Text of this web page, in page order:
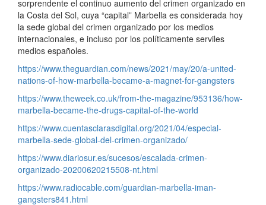
sorprendente el continuo aumento del crimen organizado en
la Costa del Sol, cuya “capital” Marbella es considerada hoy
la sede global del crimen organizado por los medios
internacionales, e incluso por los políticamente serviles
medios españoles.
https://www.theguardian.com/news/2021/may/20/a-united-
nations-of-how-marbella-became-a-magnet-for-gangsters
https://www.theweek.co.uk/from-the-magazine/953136/how-
marbella-became-the-drugs-capital-of-the-world
https://www.cuentasclarasdigital.org/2021/04/especial-
marbella-sede-global-del-crimen-organizado/
https://www.diariosur.es/sucesos/escalada-crimen-
organizado-20200620215508-nt.html
https://www.radiocable.com/guardian-marbella-iman-
gangsters841.html